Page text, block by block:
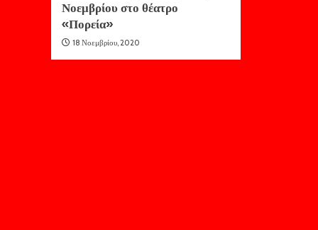
Νοεμβρίου στο θέατρο
«Πορεία»
18 Νοεμβρίου, 2020